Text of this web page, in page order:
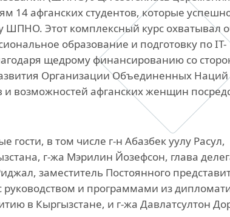
гражданского
Ага Хана
для
ученых,
Офис исследований и
стратегических инициатив
афганских студентов, которые
Этот комплексный курс охватывал
образование и подготовку по IT-
щедрому финансированию со
Организации Объединенных
возможностей афганских женщин
в том числе г-н Абазбек уулу Расул,
г-жа Мэрилин Йозефсон, глава
заместитель Постоянного
и программами из
в Кыргызстане, и г-жа Давлатсултон